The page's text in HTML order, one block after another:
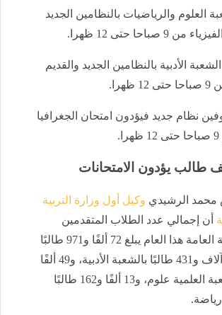
العلوم والرياضيات بالنظامين الجديد
صباحا حتى 12 ظهرا.
الأدبية بالنظامين الجديد والقديم
نظام جديد فيؤدون امتحان الجغرافيا
محمد الرشيدي وكيل أول وزارة التربية
أن إجمالي عدد الطلاب المتقدمين
لامتحانات الثانوية العامة هذا العام يبلغ 72 ألفًا و971 طالبًا
وطالبة، منهم 9 آلاف و431 طالبًا بالشعبة الأدبية، و49 ألفًا
و899 طالبًا بالشعبة العلمية علوم، و13 ألفًا و162 طالبًا
رياضة.